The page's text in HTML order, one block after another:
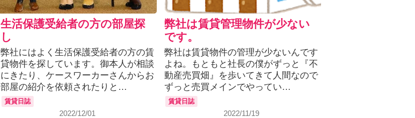
生活保護受給者の方の部屋探
し
弊社にはよく生活保護受給者の方の賃
貸物件を探しています。御本人が相談
にきたり、ケースワーカーさんからお
部屋の紹介を依頼されたりと…
賃貸日誌
2022/12/01
弊社は賃貸管理物件が少ない
です。
弊社は賃貸物件の管理が少ないんです
よね。もともと社長の僕がずっと『不
動産売買畑』を歩いてきて人間なので
ずっと売買メインでやってい…
賃貸日誌
2022/11/19